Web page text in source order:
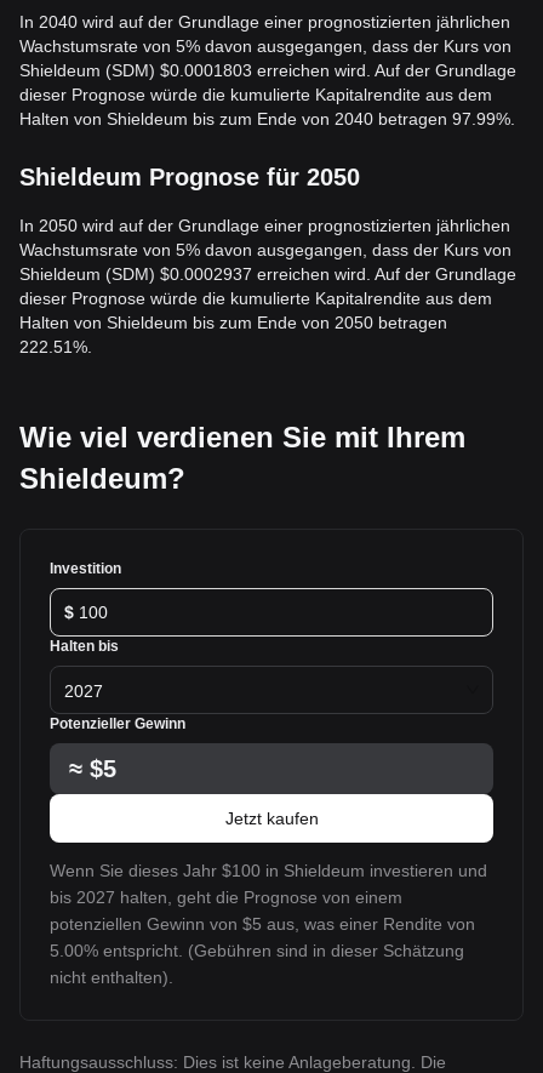
In 2040 wird auf der Grundlage einer prognostizierten jährlichen
Wachstumsrate von 5% davon ausgegangen, dass der Kurs von
Shieldeum (SDM) $0.0001803 erreichen wird. Auf der Grundlage
dieser Prognose würde die kumulierte Kapitalrendite aus dem
Halten von Shieldeum bis zum Ende von 2040 betragen 97.99%.
Shieldeum Prognose für 2050
In 2050 wird auf der Grundlage einer prognostizierten jährlichen
Wachstumsrate von 5% davon ausgegangen, dass der Kurs von
Shieldeum (SDM) $0.0002937 erreichen wird. Auf der Grundlage
dieser Prognose würde die kumulierte Kapitalrendite aus dem
Halten von Shieldeum bis zum Ende von 2050 betragen
222.51%.
Wie viel verdienen Sie mit Ihrem
Shieldeum?
Investition
$
Halten bis
2027
Potenzieller Gewinn
≈ $5
Jetzt kaufen
Wenn Sie dieses Jahr $100 in Shieldeum investieren und
bis 2027 halten, geht die Prognose von einem
potenziellen Gewinn von $5 aus, was einer Rendite von
5.00% entspricht. (Gebühren sind in dieser Schätzung
nicht enthalten).
Haftungsausschluss: Dies ist keine Anlageberatung. Die